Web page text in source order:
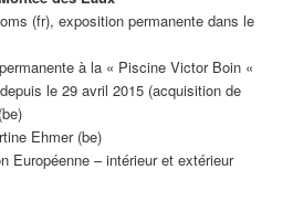
(fr), exposition permanente dans le
à la « Piscine Victor Boin «
le 29 avril 2015 (acquisition de
Ehmer (be)
Européenne – intérieur et extérieur